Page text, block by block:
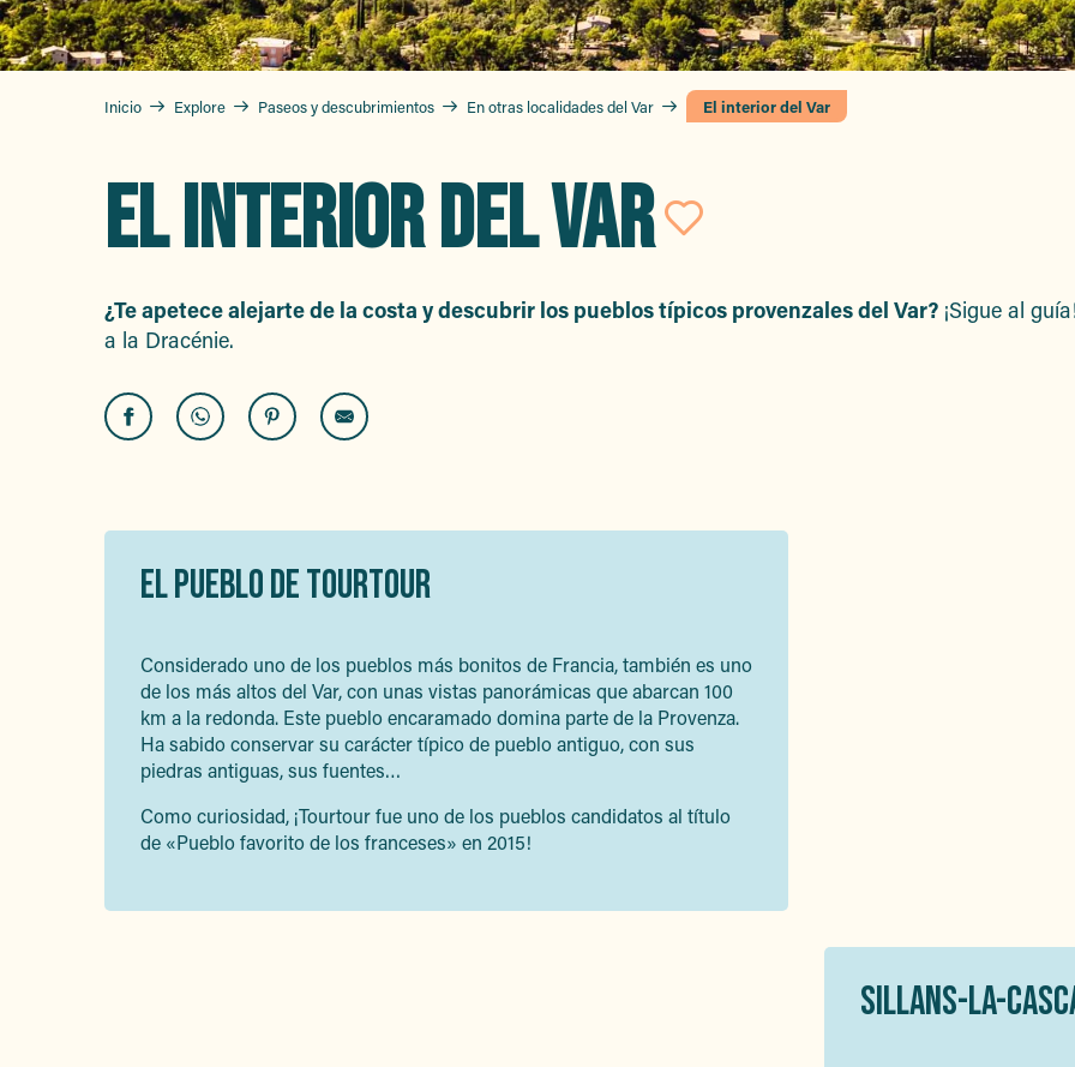
Inicio Explore Paseos y descubrimientos En otras localidades del Var El interior del Var
EL INTERIOR DEL VAR Ajouter aux
¿Te apetece alejarte de la costa y descubrir los pueblos típicos provenzales del Var? ¡Sigue al
a la Dracénie.
EL PUEBLO DE TOURTOUR
Considerado uno de los pueblos más bonitos de Francia, también es uno
de los más altos del Var, con unas vistas panorámicas que abarcan 100
km a la redonda. Este pueblo encaramado domina parte de la Provenza.
Ha sabido conservar su carácter típico de pueblo antiguo, con sus
piedras antiguas, sus fuentes…
Como curiosidad, ¡Tourtour fue uno de los pueblos candidatos al título
de «Pueblo favorito de los franceses» en 2015!
SILLANS-LA-